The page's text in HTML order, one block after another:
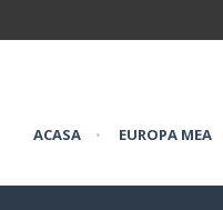
ACASA • EUROPA MEA